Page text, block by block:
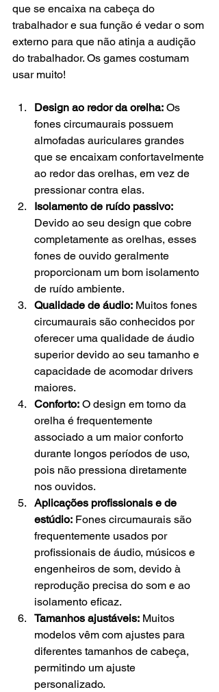
que se encaixa na cabeça do
trabalhador e sua função é vedar o som
externo para que não atinja a audição
do trabalhador. Os games costumam
usar muito!
Design ao redor da orelha: Os
fones circumaurais possuem
almofadas auriculares grandes
que se encaixam confortavelmente
ao redor das orelhas, em vez de
pressionar contra elas.
Isolamento de ruído passivo:
Devido ao seu design que cobre
completamente as orelhas, esses
fones de ouvido geralmente
proporcionam um bom isolamento
de ruído ambiente.
Qualidade de áudio: Muitos fones
circumaurais são conhecidos por
oferecer uma qualidade de áudio
superior devido ao seu tamanho e
capacidade de acomodar drivers
maiores.
Conforto: O design em torno da
orelha é frequentemente
associado a um maior conforto
durante longos períodos de uso,
pois não pressiona diretamente
nos ouvidos.
Aplicações profissionais e de
estúdio: Fones circumaurais são
frequentemente usados por
profissionais de áudio, músicos e
engenheiros de som, devido à
reprodução precisa do som e ao
isolamento eficaz.
Tamanhos ajustáveis: Muitos
modelos vêm com ajustes para
diferentes tamanhos de cabeça,
permitindo um ajuste
personalizado.